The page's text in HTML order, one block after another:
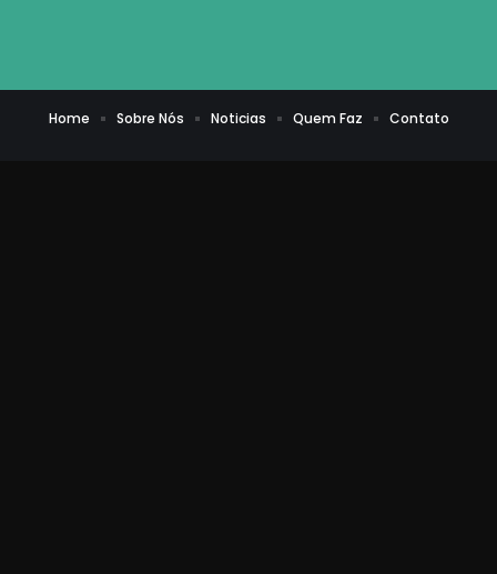
Home Sobre Nós Noticias Quem Faz Contato